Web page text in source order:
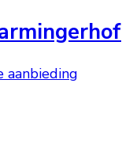
aanbieding